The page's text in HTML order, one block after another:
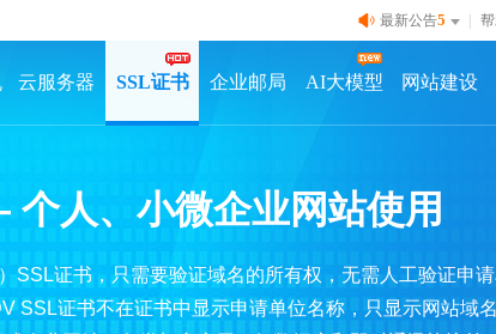
最新公告5
网站建设
AI大模型
企业邮局
SSL证书
云服务器
人、小微企业网站使用
SSL证书，只需要验证域名的所有权，无需人工验证申
SSL证书不在证书中显示申请单位名称，只显示网站域